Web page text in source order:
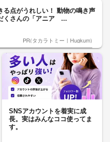
る点がうれしい！ 動物の鳴き声
くさんの「アニア ...
PR(タカラトミー｜Hugkum)
SNSアカウントを着実に成
長。実はみんなココ使ってま
す。